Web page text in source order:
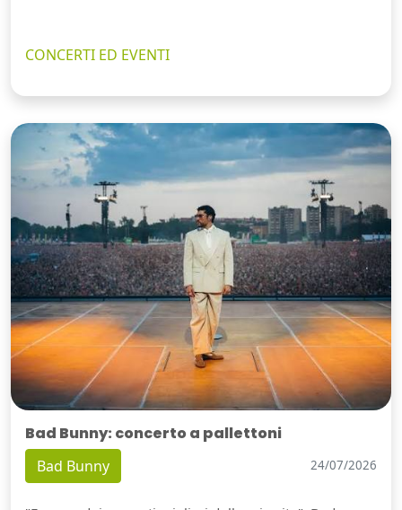
CONCERTI ED EVENTI
Bad Bunny: concerto a pallettoni
Bad Bunny 24/07/2026